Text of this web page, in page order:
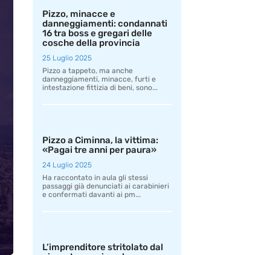
Pizzo, minacce e
danneggiamenti: condannati
16 tra boss e gregari delle
cosche della provincia
25 Luglio 2025
Pizzo a tappeto, ma anche
danneggiamenti, minacce, furti e
intestazione fittizia di beni, sono...
Pizzo a Ciminna, la vittima:
«Pagai tre anni per paura»
24 Luglio 2025
Ha raccontato in aula gli stessi
passaggi già denunciati ai carabinieri
e confermati davanti ai pm...
L’imprenditore stritolato dal